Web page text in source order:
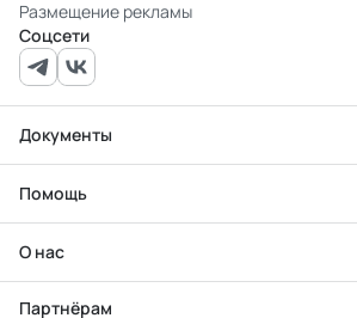
Размещение рекламы
Соцсети
Документы
Помощь
О нас
Партнёрам